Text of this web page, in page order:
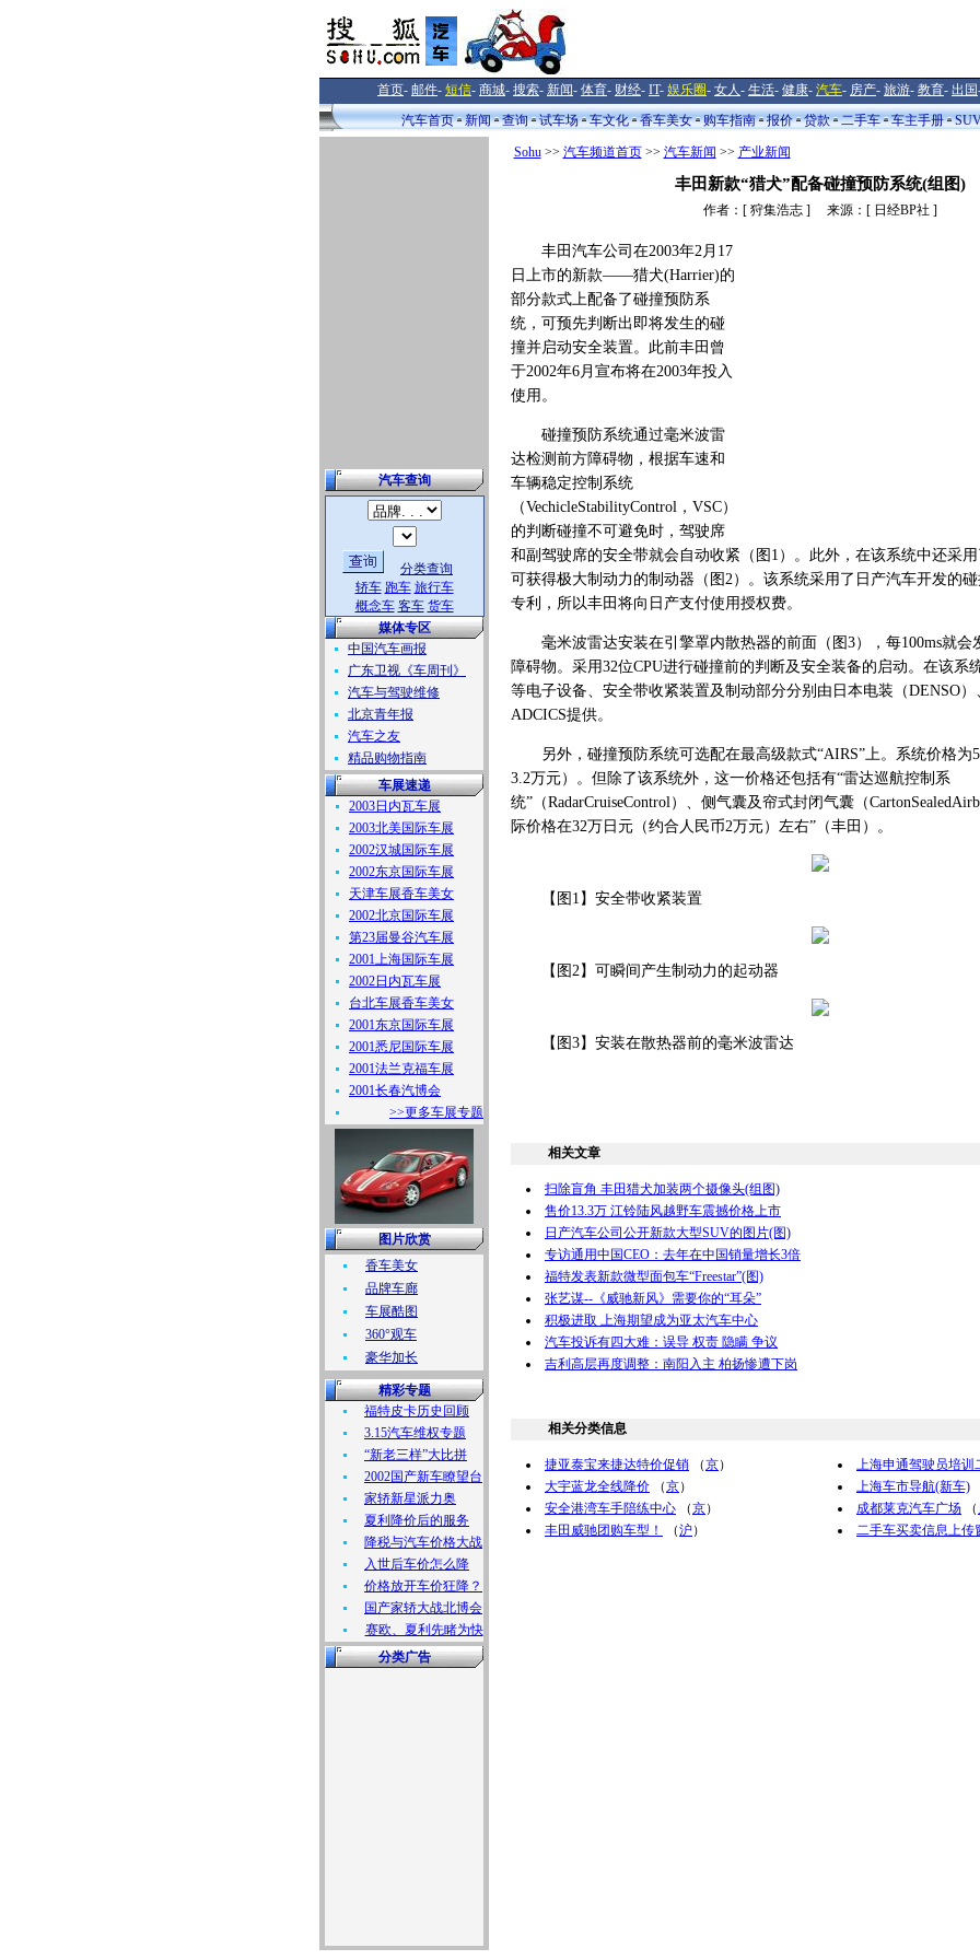
首页- 邮件- 短信- 商城- 搜索- 新闻- 体育- 财经- IT- 娱乐圈- 女人- 生活- 健康- 汽车- 房产- 旅游- 教育- 出国
汽车首页
新闻 查询 试车场 车文化 香车美女 购车指南 报价 贷款 二手车 车主手册
汽车查询
分类查询
轿车 跑车 旅行车
概念车 客车 货车
媒体专区
中国汽车画报
广东卫视《车周刊》
汽车与驾驶维修
北京青年报
汽车之友
精品购物指南
车展速递
2003日内瓦车展
2003北美国际车展
2002汉城国际车展
2002东京国际车展
天津车展香车美女
2002北京国际车展
第23届曼谷汽车展
2001上海国际车展
2002日内瓦车展
台北车展香车美女
2001东京国际车展
2001悉尼国际车展
2001法兰克福车展
2001长春汽博会
>>更多车展专题
图片欣赏
香车美女
品牌车廊
车展酷图
360°观车
豪华加长
精彩专题
福特皮卡历史回顾
3.15汽车维权专题
“新老三样”大比拼
2002国产新车瞭望台
家轿新星派力奥
夏利降价后的服务
降税与汽车价格大战
入世后车价怎么降
价格放开车价狂降？
国产家轿大战北博会
赛欧、夏利先睹为快
分类广告
Sohu>> 汽车频道首页>> 汽车新闻 >> 产业新闻
丰田新款“猎犬”配备碰撞预防系统(组图)
作者：[ 狩集浩志 ] 来源：[ 日经BP社 ]
丰田汽车公司在2003年2月17
日上市的新款——猎犬(Harrier)的
部分款式上配备了碰撞预防系
统，可预先判断出即将发生的碰
撞并启动安全装置。此前丰田曾
于2002年6月宣布将在2003年投入
使用。
碰撞预防系统通过毫米波雷
达检测前方障碍物，根据车速和
车辆稳定控制系统
（VechicleStabilityControl，VSC）
的判断碰撞不可避免时，驾驶席
和副驾驶席的安全带就会自动收紧（图1）。此外，在该系统中还采
可获得极大制动力的制动器（图2）。该系统采用了日产汽车开发的
专利，所以丰田将向日产支付使用授权费。
毫米波雷达安装在引擎罩内散热器的前面（图3），每100ms就会
障碍物。采用32位CPU进行碰撞前的判断及安全装备的启动。在该系
等电子设备、安全带收紧装置及制动部分分别由日本电装（DENSO
ADCICS提供。
另外，碰撞预防系统可选配在最高级款式“AIRS”上。系统价格为
3.2万元）。但除了该系统外，这一价格还包括有“雷达巡航控制系
统”（RadarCruiseControl）、侧气囊及帘式封闭气囊（
际价格在32万日元（约合人民币2万元）左右”（丰田）。
【图1】安全带收紧装置
【图2】可瞬间产生制动力的起动器
【图3】安装在散热器前的毫米波雷达
相关文章
扫除盲角 丰田猎犬加装两个摄像头(组图)
售价13.3万 江铃陆风越野车震撼价格上市
日产汽车公司公开新款大型SUV的图片(图)
专访通用中国CEO：去年在中国销量增长3倍
福特发表新款微型面包车“Freestar”(图)
张艺谋--《威驰新风》需要你的“耳朵”
积极进取 上海期望成为亚太汽车中心
汽车投诉有四大难：误导 权责 隐瞒 争议
吉利高层再度调整：南阳入主 柏扬惨遭下岗
相关分类信息
捷亚泰宝来捷达特价促销 （京）
大宇蓝龙全线降价 （京）
安全港湾车手陪练中心 （京）
丰田威驰团购车型！
（沪）
上海申通驾驶员培训
上海车市导航(新车)
成都莱克汽车广场 （
二手车买卖信息上传